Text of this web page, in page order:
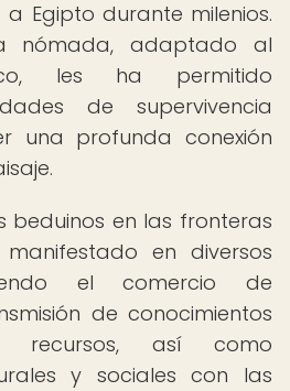
Egipto durante milenios.
nómada, adaptado al
les ha permitido
de supervivencia
una profunda conexión
beduinos en las fronteras
en diversos
el comercio de
de conocimientos
así como
y sociales con las